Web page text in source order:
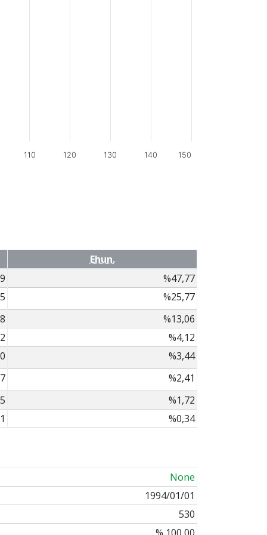
110 120 130 140 150
Ehun.
%47,77
%25,77
%13,06
%4,12
%3,44
7
%2,41
5
%1,72
1 %0,34
None
1994/01/01
530